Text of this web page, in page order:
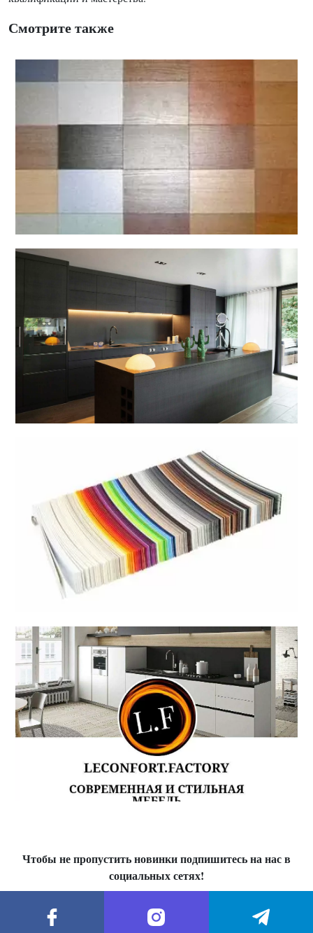
Смотрите также
Чтобы не пропустить новинки подпишитесь на нас в
социальных сетях!